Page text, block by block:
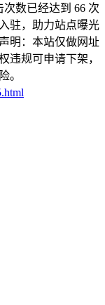
次数已经达到 66 次
驻，助力站点曝光
明：本站仅做网址
违规可申请下架，
。